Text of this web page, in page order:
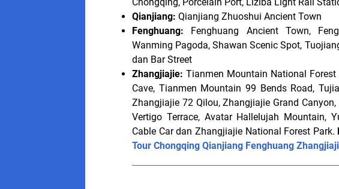
Qianjiang: Qianjiang Zhuoshui Ancient Town
Fenghuang: Fenghuang Ancient Town,
Wanming Pagoda, Shawan Scenic Spot,
dan Bar Street
Zhangjiajie: Tianmen Mountain National
Cave, Tianmen Mountain 99 Bends Road,
Zhangjiajie 72 Qilou, Zhangjiajie Grand
Vertigo Terrace, Avatar Hallelujah Mountain,
Cable Car dan Zhangjiajie National Forest Park.
Tour Chongqing Qianjiang Fenghuang